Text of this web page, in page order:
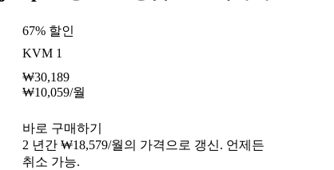
67% 할인
KVM 1
₩30,189
₩10,059/월
바로 구매하기
2 년간 ₩18,579/월의 가격으로 갱신. 언제든
취소 가능.